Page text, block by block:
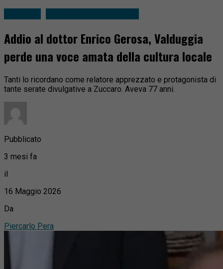
Addio al dottor Enrico Gerosa, Valduggia
perde una voce amata della cultura locale
Tanti lo ricordano come relatore apprezzato e protagonista di
tante serate divulgative a Zuccaro. Aveva 77 anni.
Pubblicato
3 mesi fa
il
16 Maggio 2026
Da
Piercarlo Pera